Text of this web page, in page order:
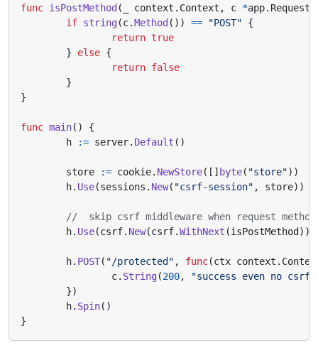
func isPostMethod ( context . Context , c *app.
if string(c.Method ()) == "POST"
{
return true
}
else {
return false
}
}
func main()
{
h
:= server. Default ()
store := cookie. NewStore([] byte( "store"))
h. Use(sessions . New( "csrf-session" , store))
//  skip csrf middleware when request
h. Use(csrf. New(csrf.WithNext (isPostMethod )))
h. POST( "/protected" , func(ctx context .
c. String(200,
"success even no
})
h. Spin()
}